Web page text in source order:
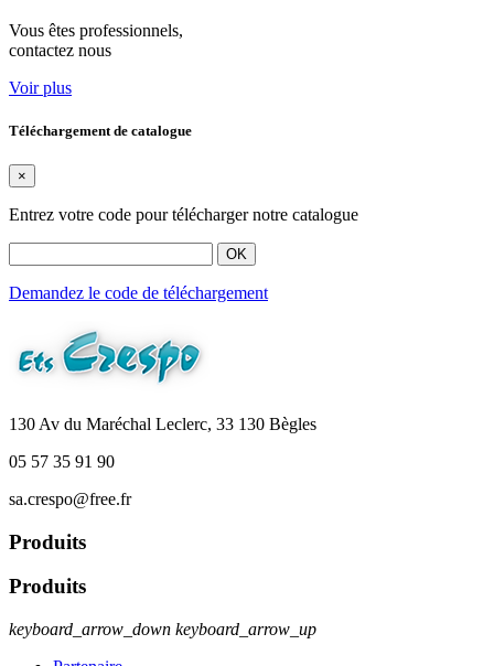
Vous êtes professionnels,
contactez nous
Voir plus
Téléchargement de catalogue
×
Entrez votre code pour télécharger notre catalogue
OK
Demandez le code de téléchargement
130 Av du Maréchal Leclerc, 33 130 Bègles
05 57 35 91 90
sa.crespo@free.fr
Produits
Produits
keyboard_arrow_down keyboard_arrow_up